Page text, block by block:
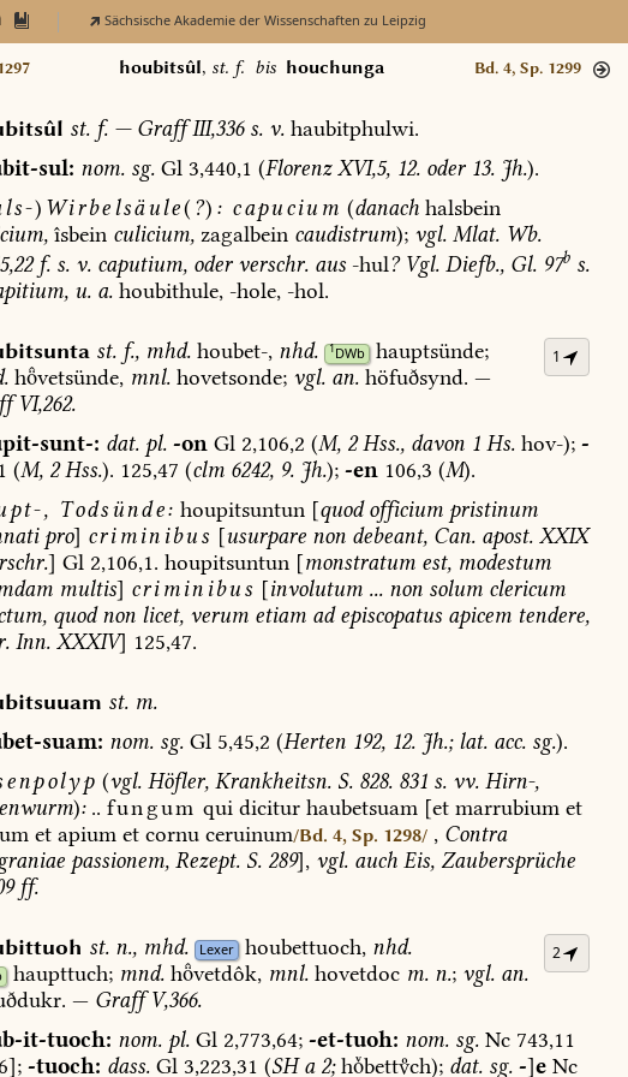
Sächsische Akademie der Wissenschaften zu Leipzig
houbitsûl, st. f.bis houchunga Bd. 4, Sp. 1299
st. f. —GraffIII,336s. v. haubitphulwi.
sul: nom.sg.Gl3,440,1 (FlorenzXVI,5, 12.oder13.Jh.).
) Wirbelsäule( ?) : capucium (danach halsbein
îsbein culicium,zagalbein caudistrum); vgl.Mlat.Wb.
f.s.v.caputium,oderverschr. aus-hul?Vgl.Diefb.,Gl.97bs.
u.a. houbithule,-hole,-hol.
1
st. f., mhd. houbet-, nhd. 1DWb
hauptsünde;
hvetsünde, mnl.hovetsonde; vgl.an.höfuðsynd. —
VI,262.
sunt-: dat.pl. -onGl2,106,2 (M,2Hss.,davon 1Hs.hov-); -
(M,2Hss.). 125,47 (clm6242,9.Jh.); -en106,3 (M).
, Todsünde: houpitsuntun [quodofficium pristinum
pro] criminibus [usurpare non debeant, Can. apost. XXIX
] Gl2,106,1. houpitsuntun[monstratumest,modestum
multis] criminibus [involutum ... non solum clericum
,quodnonlicet,verumetiamadepiscopatusapicem tendere,
Inn.XXXIV] 125,47.
st. m.
suam: nom.sg.Gl5,45,2 (Herten192,12.Jh.; lat.acc.sg.).
(vgl. Höfler, Krankheitsn. S. 828. 831 s. vv. Hirn-,
):.. fungum quidicitur haubetsuam[etmarrubiumet
etapiumetcornu ceruinum/Bd. 4, Sp. 1298/ , Contra
passionem,Rezept.S.289], vgl. auchEis,Zaubersprüche
ff.
2
st. n., mhd. Lexer houbettuoch, nhd.
haupttuch; mnd.hvetdôk, mnl.hovetdoc m.n.; vgl.an.
— GraffV,366.
it-tuoch: nom.pl.Gl2,773,64; -et-tuoh: nom.sg. Nc743,11
-tuoch: dass.Gl3,223,31 (SHa2; hbettch); dat.sg. -]eNc